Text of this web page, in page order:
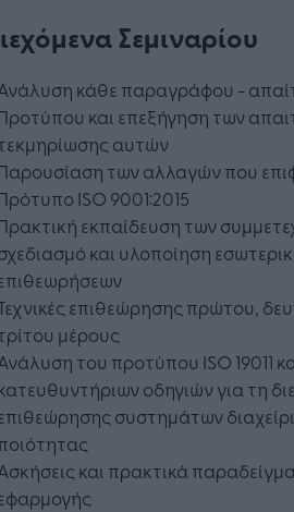
Σεμιναρίου
κάθε παραγράφου -
και επεξήγηση των
αυτών
των αλλαγών που
ISO 9001:2015
εκπαίδευση των
και υλοποίηση
επιθεώρησης πρώτου,
μέρους
του προτύπου ISO 19011
οδηγιών για τη
συστημάτων
και πρακτικά